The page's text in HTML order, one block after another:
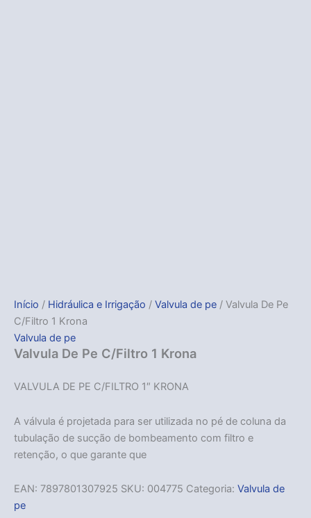
Início / Hidráulica e Irrigação / Valvula de pe / Valvula De Pe
C/Filtro 1 Krona
Valvula de pe
Valvula De Pe C/Filtro 1 Krona
VALVULA DE PE C/FILTRO 1″ KRONA
A válvula é projetada para ser utilizada no pé de coluna da
tubulação de sucção de bombeamento com filtro e
retenção, o que garante que
EAN: 7897801307925 SKU: 004775 Categoria: Valvula de
pe